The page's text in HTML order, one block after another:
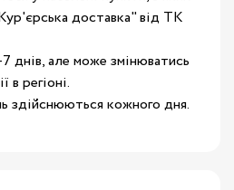
доставка" від ТК
днів, але може змінюватись
в регіоні.
здійснюються кожного дня.